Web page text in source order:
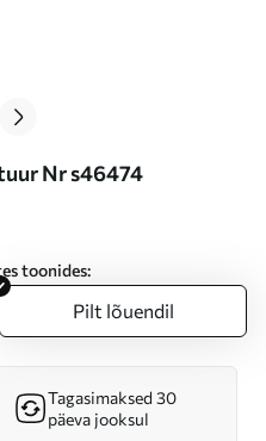
Nr s46474
toonides:
Pilt lõuendil
Tagasimaksed 30
päeva jooksul